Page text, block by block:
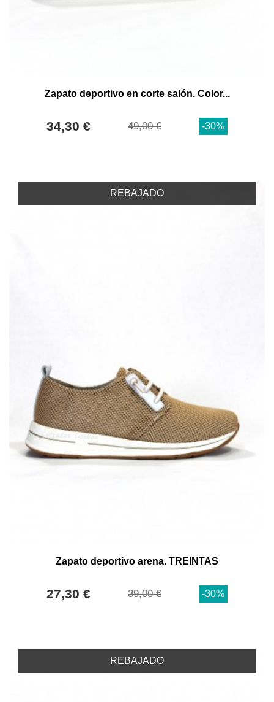
Zapato deportivo en corte salón. Color...
34,30 € 49,00 € -30%
REBAJADO
Zapato deportivo arena. TREINTAS
27,30 € 39,00 € -30%
REBAJADO